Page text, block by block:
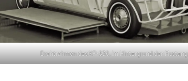
Drahtrahmen des XP-836, im Hintergrund der Mustang